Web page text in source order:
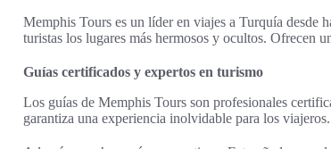
Memphis Tours es un líder en viajes a Turquía desde
turistas los lugares más hermosos y ocultos. Ofrecen
Guías certificados y expertos en turismo
Los guías de Memphis Tours son profesionales
garantiza una experiencia inolvidable para los viajeros.